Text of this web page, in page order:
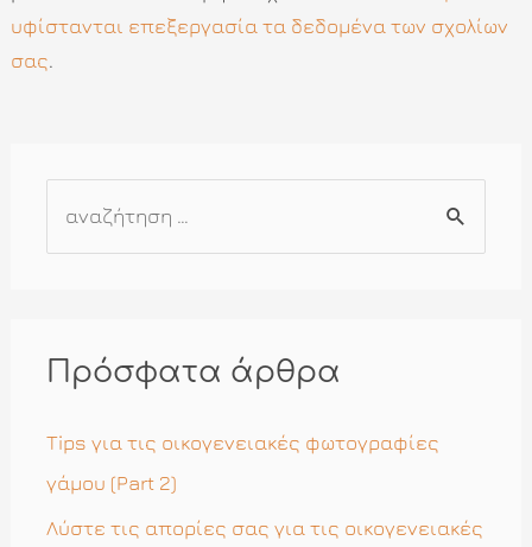
υφίστανται επεξεργασία τα δεδομένα των σχολίων
σας.
ή
η
σ
η
Πρόσφατα άρθρα
Tips για τις οικογενειακές φωτογραφίες
γάμου (Part 2)
Λύστε τις απορίες σας για τις οικογενειακές